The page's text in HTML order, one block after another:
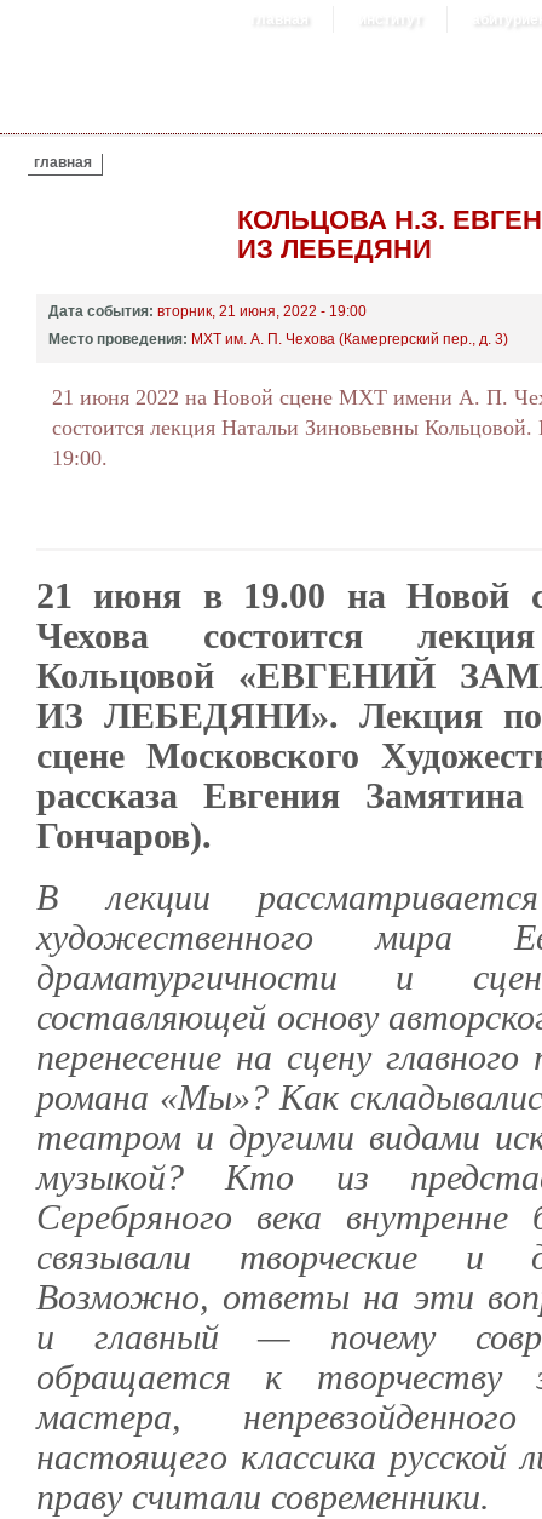
главная институт
ВЫ ЗДЕСЬ
главная
КОЛЬЦОВА Н.З.
ИЗ ЛЕБЕДЯНИ
Дата события: вторник, 21 июня, 2022 - 19:00
Место проведения: МХТ им. А. П. Чехова (Камергерский пер., д. 3)
21 июня 2022 на Новой сцене МХТ имени А. П.
состоится лекция Натальи Зиновьевны Кольцовой.
19:00.
21 июня в 19.00 на Новой
Чехова состоится
Кольцовой «ЕВГЕНИЙ
ИЗ ЛЕБЕДЯНИ». Лекция
сцене Московского
рассказа Евгения
Гончаров).
В лекции
художественного мира
драматургичности и
составляющей основу
перенесение на сцену
романа «Мы»? Как
театром и другими видами
музыкой? Кто из
Серебряного века
связывали творческие и
Возможно, ответы на эти
и главный — почему
обращается к творчеству
мастера,
настоящего классика русской
праву считали современники.